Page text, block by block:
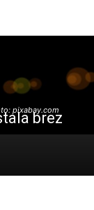
pixabay.com
brez